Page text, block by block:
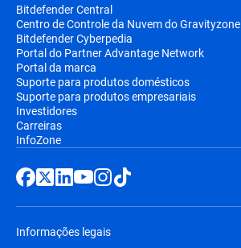
Bitdefender Central
Centro de Controle da Nuvem do Gravityzone
Bitdefender Cyberpedia
Portal do Partner Advantage Network
Portal da marca
Suporte para produtos domésticos
Suporte para produtos empresariais
Investidores
Carreiras
InfoZone
Informações legais